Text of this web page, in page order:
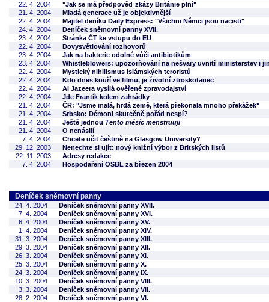
22. 4. 2004
"Jak se má předpověď zkázy Británie plní"
21. 4. 2004
Mladá generace už je objektivnější
22. 4. 2004
Majitel deníku Daily Express: "Všichni Němci jsou nacisti"
24. 4. 2004
Deníček sněmovní panny XVII.
23. 4. 2004
Stránka ČT ke vstupu do EU
22. 4. 2004
Dovysvětlování rozhovorů
23. 4. 2004
Jak na bakterie odolné vůči antibiotikům
23. 4. 2004
Whistleblowers: upozorňování na nešvary uvnitř ministerstev i
22. 4. 2004
Mystický nihilismus islámských teroristů
22. 4. 2004
Kdo dnes kouří ve filmu, je životní ztroskotanec
22. 4. 2004
Al Jazeera vysílá ověřené zpravodajství
22. 4. 2004
Jde Frantík kolem zahrádky
21. 4. 2004
ČR: "Jsme malá, hrdá země, která překonala mnoho překážek"
21. 4. 2004
Srbsko: Démoni skutečně pořád nespí?
21. 4. 2004
Ještě jednou Tento měsíc menstruuji
21. 4. 2004
O nenásilí
7. 4. 2004
Chcete učit češtině na Glasgow University?
29. 12. 2003
Nenechte si ujít: nový knižní výbor z Britských listů
22. 11. 2003
Adresy redakce
7. 4. 2004
Hospodaření OSBL za březen 2004
Deníček sněmovní panny
24. 4. 2004
Deníček sněmovní panny XVII.
7. 4. 2004
Deníček sněmovní panny XVI.
6. 4. 2004
Deníček sněmovní panny XV.
1. 4. 2004
Deníček sněmovní panny XIV.
31. 3. 2004
Deníček sněmovní panny XIII.
29. 3. 2004
Deníček sněmovní panny XII.
26. 3. 2004
Deníček sněmovní panny XI.
25. 3. 2004
Deníček sněmovní panny X.
24. 3. 2004
Deníček sněmovní panny IX.
10. 3. 2004
Deníček sněmovní panny VIII.
3. 3. 2004
Deníček sněmovní panny VII.
28. 2. 2004
Deníček sněmovní panny VI.